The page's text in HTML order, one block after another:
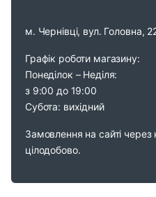
м. Чернівці, вул. Головна,
Графік роботи магазину:
Понеділок – Неділя:
з 9:00 до 19:00
Субота: вихідний
Замовлення на сайті
цілодобово.